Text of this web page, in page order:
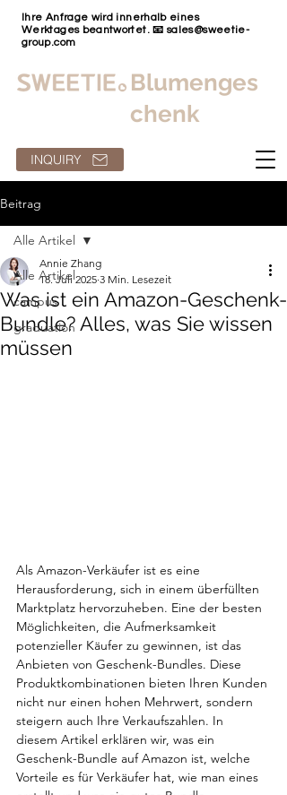
INQUIRY
Blumenges
chenk
Ihre Anfrage wird innerhalb eines
Werktages beantwortet. 📧 sales@sweetie-
group.com
Beitrag
Alle Artikel
campus
graduation
Alle Artikel
Was ist ein Amazon-Geschenk-
Bundle? Alles, was Sie wissen
müssen
Annie Zhang
18. Juli 2025 3 Min. Lesezeit
Als Amazon-Verkäufer ist es eine
Herausforderung, sich in einem überfüllten
Marktplatz hervorzuheben. Eine der besten
Möglichkeiten, die Aufmerksamkeit
potenzieller Käufer zu gewinnen, ist das
Anbieten von Geschenk-Bundles. Diese
Produktkombinationen bieten Ihren Kunden
nicht nur einen hohen Mehrwert, sondern
steigern auch Ihre Verkaufszahlen. In
diesem Artikel erklären wir, was ein
Geschenk-Bundle auf Amazon ist, welche
Vorteile es für Verkäufer hat, wie man eines